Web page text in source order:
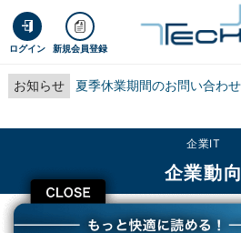
ログイン 新規会員登録
お知らせ 夏季休業期間のお問い合わ
CLOSE
企業IT
企業動向